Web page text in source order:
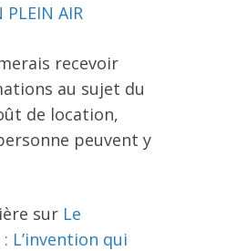
PLEIN AIR
recevoir
au sujet du
de location,
peuvent y
sur Le
: L’invention qui